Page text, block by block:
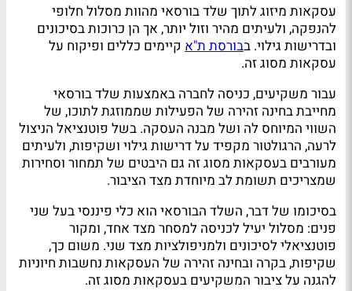
עסקאות מיזוג לתוך שלד בורסאי מהוות מסלול חלופי
להנפקה, ולעיתים מהיר וזול יותר, אך הן כרוכות בסיכונים
ובדרישות גילוי. בבורסת ת"א קיימים כללים ופיקוח על
עסקאות מסוג זה.
עבור משקיעים, כניסה לחברה באמצעות שלד בורסאי
מחייבת בחינה זהירה של הפעילות שממוזגת לתוכו, של
השווי המיוחס לה ושל מבנה העסקה. בשל פוטנציאל הניצול
לרעה, הרגולטור מקפיד על דרישות גילוי ושקיפות, ולעיתים
מעורבים בעסקאות מסוג זה גם היבטים של תמחור וסחירות
שמצריכים תשומת לב מיוחדת מצד הציבור.
בסיכומו של דבר, השלד הבורסאי הוא כלי פיננסי בעל שני
פנים: מסלול יעיל לכניסה למסחר מצד אחד, ומקור
פוטנציאלי לסיכונים ולמניפולציות מצד שני. משום כך,
שקיפות, בקרה ובחינה זהירה של העסקאות נחשבות חיוניות
להגנה על ציבור המשקיעים בעסקאות מסוג זה.